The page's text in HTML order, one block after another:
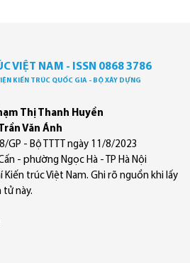
VIỆT NAM - ISSN 0868 3786
KIẾN TRÚC QUỐC GIA - BỘ XÂY DỰNG
Thị Thanh Huyền
Văn Ánh
GP - Bộ TTTT ngày 11/8/2023
- phường Ngọc Hà - TP Hà Nội
Kiến trúc Việt Nam. Ghi rõ nguồn khi lấy
tử này.